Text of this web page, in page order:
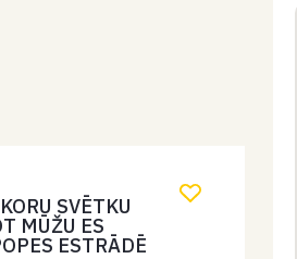
SVĒTKU
MŪŽU ES
ESTRĀDĒ